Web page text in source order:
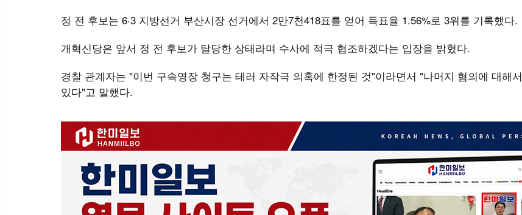
정 전 후보는 6·3 지방선거 부산시장 선거에서 2만7천418표를 얻어 득표율 1.56%로 3위를 기록했다.
개혁신당은 앞서 정 전 후보가 탈당한 상태라며 수사에 적극 협조하겠다는 입장을 밝혔다.
경찰 관계자는 "이번 구속영장 청구는 테러 자작극 의혹에 한정된 것"이라면서 "나머지 혐의에 대해
있다"고 말했다.